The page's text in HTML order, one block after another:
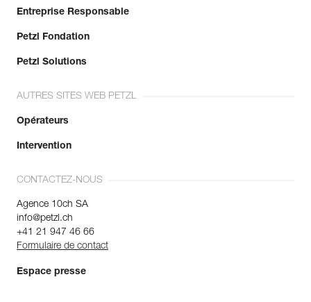
Entreprise Responsable
Petzl Fondation
Petzl Solutions
AUTRES SITES WEB PETZL
Opérateurs
Intervention
CONTACTEZ-NOUS
Agence 10ch SA
info@petzl.ch
+41 21 947 46 66
Formulaire de contact
Espace presse